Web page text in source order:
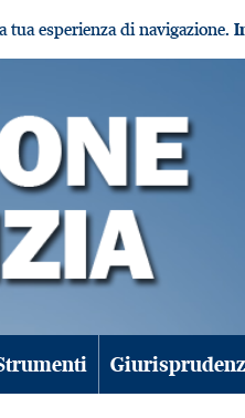
esperienza di navigazione.